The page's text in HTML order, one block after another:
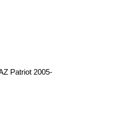
Patriot 2005-